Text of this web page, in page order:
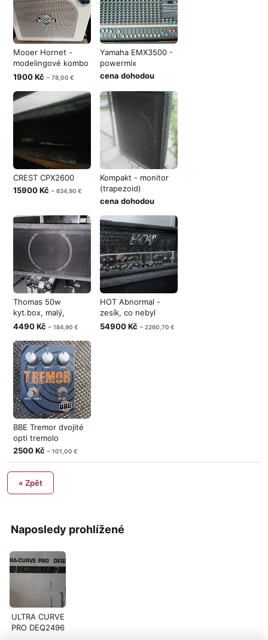
Naposledy prohlížené
ULTRA CURVE
PRO DEQ2496
Mooer Hornet -
modelingové kombo
s bluetooth
1900 Kč ~ 78,00 €
Yamaha EMX3500 -
powermix
cena dohodou
CREST CPX2600
15900 Kč ~ 634,90 €
Kompakt - monitor
(trapezoid)
cena dohodou
Thomas 50w
kyt.box, malý,
lehoučký, bytelný
4490 Kč ~ 184,90 €
HOT Abnormal -
zesík, co nebyl
určen k prodej
54900 Kč ~ 2260,70 €
BBE Tremor dvojité
opti tremolo
2500 Kč ~ 101,00 €
« Zpět